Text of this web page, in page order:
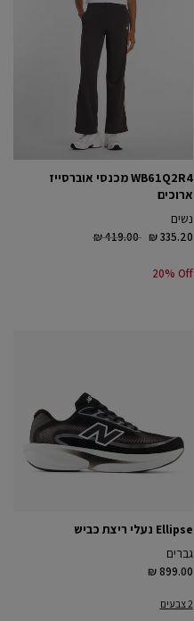
WB61Q2R4 מכנסי אוברסייז
ארוכים
נשים
Price reduced from
₪ 419.00 to₪ 335.20
20% Off
Ellipse נעלי ריצת כביש
גברים
₪ 899.00
2 צבעים